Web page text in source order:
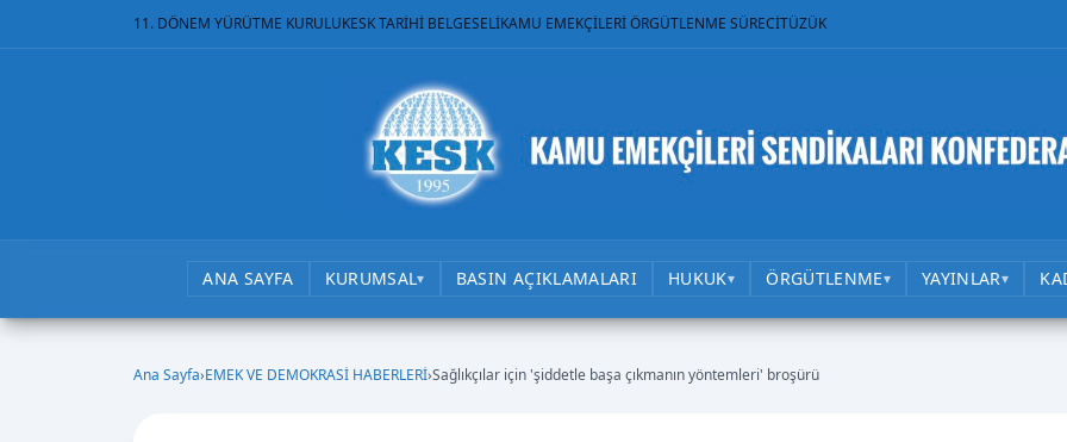
11. DÖNEM YÜRÜTME KURULUKESK TARİHİ BELGESELİKAMU EMEKÇİLERİ ÖRGÜTLENME SÜRECİTÜZÜK
ANA SAYFA KURUMSAL▾ BASIN AÇIKLAMALARI HUKUK▾ ÖRGÜTLENME▾ YAYINLAR▾
Ana Sayfa›EMEK VE DEMOKRASİ HABERLERİ›Sağlıkçılar için 'şiddetle başa çıkmanın yöntemleri' broşürü